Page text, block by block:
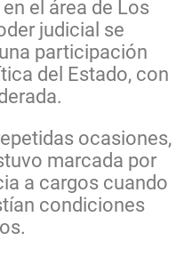
el área de Los
judicial se
participación
del Estado, con
ocasiones,
marcada por
a cargos cuando
condiciones